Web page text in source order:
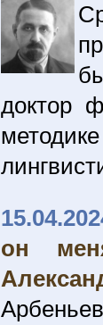
доктор
он